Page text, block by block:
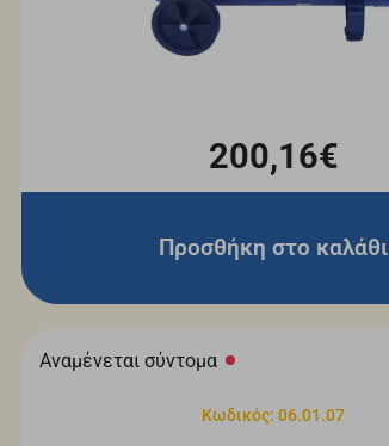
200,16€
Προσθήκη στο καλάθι
Αναμένεται σύντομα
Κωδικός: 06.01.07